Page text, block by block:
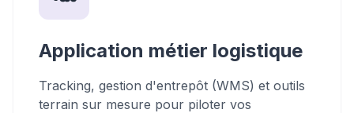
Application métier logistique
Tracking, gestion d'entrepôt (WMS) et outils
terrain sur mesure pour piloter vos